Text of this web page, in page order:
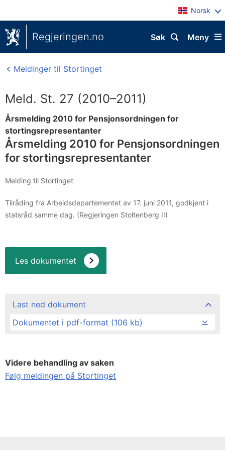
Norsk
Regjeringen.no Meny
Søk
Meldinger til Stortinget
Meld. St. 27 (2010–2011)
Årsmelding 2010 for Pensjonsordningen for
stortingsrepresentanter
Årsmelding 2010 for Pensjonsordningen
for stortingsrepresentanter
Melding til Stortinget
Tilråding fra Arbeidsdepartementet av 17. juni 2011, godkjent i
statsråd samme dag. (Regjeringen Stoltenberg II)
Les dokumentet
Last ned dokument
Dokumentet i pdf-format (106 kb)
Videre behandling av saken
Følg meldingen på Stortinget